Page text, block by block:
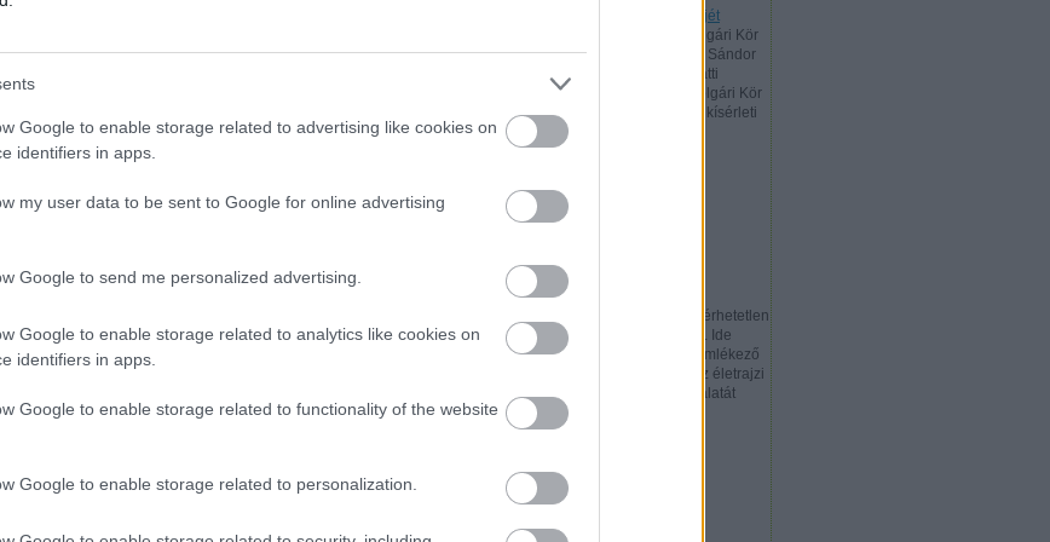
Google to enable storage related to advertising like cookies on
identifiers in apps.
my user data to be sent to Google for online advertising
Google to send me personalized advertising.
Google to enable storage related to analytics like cookies on
identifiers in apps.
Google to enable storage related to functionality of the website
Google to enable storage related to personalization.
Megtalálták Tsúszó nyenyeréjét
A Digitális Piréz Polgári Kör
legújabb felfedezése: Tsúszó Sándor
nyenyeréje az ungvári vár alatti
alagútban A Digitális Piréz Polgári Kör
2025 augusztusában végzett kísérleti
kutatása során az...
Hömbörgetett kő meg nem
Hosszabb ideje elérhetetlen
a Szőrös Kő c. lap archívuma. Ide
mentettük Tsúszó Sándorra emlékező
2011-es cikküket (lentebb). Az életrajzi
adatok hitelességének vizsgálatát
mellőztük, ellenben előtte a...
program a fenti módon oldotta meg a feladatot. Azért
"öregkori" portrét az Amerikába emigrált ukrán zsidó
emlékezni, felidézvén egy korábbi publikációt, amej
Tsúszó Sándor vélt